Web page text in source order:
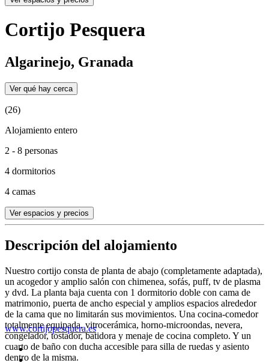
Cortijo Pesquera
Algarinejo, Granada
Ver qué hay cerca
(26)
Alojamiento entero
2 - 8 personas
4 dormitorios
4 camas
Ver espacios y precios
Descripción del alojamiento
Nuestro cortijo consta de planta de abajo (completamente adaptada),
un acogedor y amplio salón con chimenea, sofás, puff, tv de plasma
y dvd. La planta baja cuenta con 1 dormitorio doble con cama de
matrimonio, puerta de ancho especial y amplios espacios alrededor
de la cama que no limitarán sus movimientos. Una cocina-comedor
totalmente equipada, vitrocerámica, horno-microondas, nevera,
congelador, tostador, batidora y menaje de cocina completo. Y un
cuarto de baño con ducha accesible para silla de ruedas y asiento
dentro de la misma.
www.cortijopesquera.es